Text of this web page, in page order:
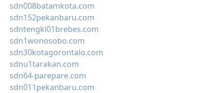
sdn008batamkota.com
sdn152pekanbaru.com
sdntengki01brebes.com
sdn1wonosobo.com
sdn30kotagorontalo.com
sdnu1tarakan.com
sdn64-parepare.com
sdn011pekanbaru.com